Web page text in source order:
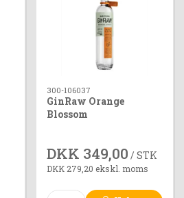
300-106037
GinRaw Orange
Blossom
DKK 349,00 / STK
DKK 279,20 ekskl. moms